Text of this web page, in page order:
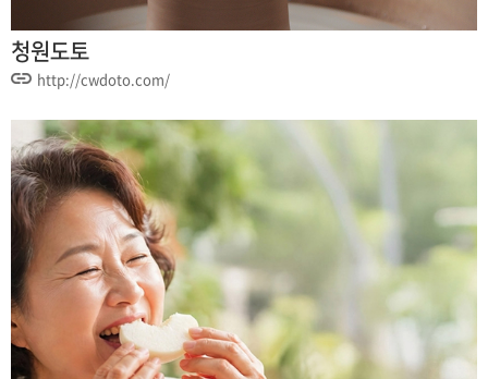
청원도토
http://cwdoto.com/